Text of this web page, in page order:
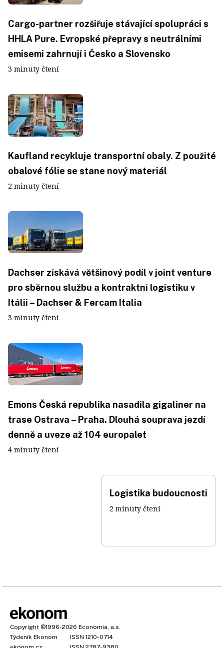
Cargo-partner rozšiřuje stávající spolupráci s
HHLA Pure. Evropské přepravy s neutrálními
emisemi zahrnují i Česko a Slovensko
3 minuty čtení
Kaufland recykluje transportní obaly. Z použité
obalové fólie se stane nový materiál
2 minuty čtení
Dachser získává většinový podíl v joint venture
pro sběrnou službu a kontraktní logistiku v
Itálii – Dachser & Fercam Italia
3 minuty čtení
Emons Česká republika nasadila gigaliner na
trase Ostrava – Praha. Dlouhá souprava jezdí
denně a uveze až 104 europalet
4 minuty čtení
Logistika budoucnosti
2 minuty čtení
Copyright ©1996-2026 Economia, a.s.
Týdeník Ekonom
ISSN 1210-0714